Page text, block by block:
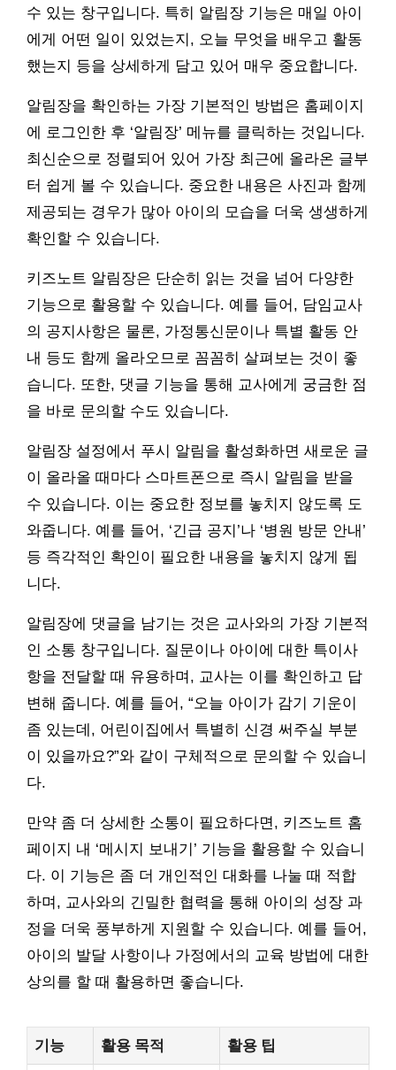
수 있는 창구입니다. 특히 알림장 기능은 매일 아이
에게 어떤 일이 있었는지, 오늘 무엇을 배우고 활동
했는지 등을 상세하게 담고 있어 매우 중요합니다.
알림장을 확인하는 가장 기본적인 방법은 홈페이지
에 로그인한 후 ‘알림장’ 메뉴를 클릭하는 것입니다.
최신순으로 정렬되어 있어 가장 최근에 올라온 글부
터 쉽게 볼 수 있습니다. 중요한 내용은 사진과 함께
제공되는 경우가 많아 아이의 모습을 더욱 생생하게
확인할 수 있습니다.
키즈노트 알림장은 단순히 읽는 것을 넘어 다양한
기능으로 활용할 수 있습니다. 예를 들어, 담임교사
의 공지사항은 물론, 가정통신문이나 특별 활동 안
내 등도 함께 올라오므로 꼼꼼히 살펴보는 것이 좋
습니다. 또한, 댓글 기능을 통해 교사에게 궁금한 점
을 바로 문의할 수도 있습니다.
알림장 설정에서 푸시 알림을 활성화하면 새로운 글
이 올라올 때마다 스마트폰으로 즉시 알림을 받을
수 있습니다. 이는 중요한 정보를 놓치지 않도록 도
와줍니다. 예를 들어, ‘긴급 공지’나 ‘병원 방문 안내’
등 즉각적인 확인이 필요한 내용을 놓치지 않게 됩
니다.
알림장에 댓글을 남기는 것은 교사와의 가장 기본적
인 소통 창구입니다. 질문이나 아이에 대한 특이사
항을 전달할 때 유용하며, 교사는 이를 확인하고 답
변해 줍니다. 예를 들어, “오늘 아이가 감기 기운이
좀 있는데, 어린이집에서 특별히 신경 써주실 부분
이 있을까요?”와 같이 구체적으로 문의할 수 있습니
다.
만약 좀 더 상세한 소통이 필요하다면, 키즈노트 홈
페이지 내 ‘메시지 보내기’ 기능을 활용할 수 있습니
다. 이 기능은 좀 더 개인적인 대화를 나눌 때 적합
하며, 교사와의 긴밀한 협력을 통해 아이의 성장 과
정을 더욱 풍부하게 지원할 수 있습니다. 예를 들어,
아이의 발달 사항이나 가정에서의 교육 방법에 대한
상의를 할 때 활용하면 좋습니다.
기능 활용 목적 활용 팁